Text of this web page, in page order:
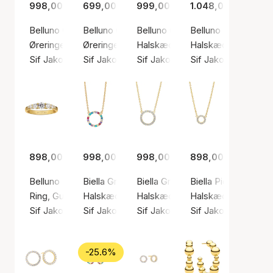
998,00 kr.
Belluno Creolo Earrings
Øreringe, Guld farve / Forgyldt sølv sterling 925
Sif Jakobs Jewellery
699,00 kr.
Belluno Creolo Parvus Earrings
Øreringe, Sølv farve / Sølv sterling 925
Sif Jakobs Jewellery
999,00 kr.
Belluno Croce Necklace
Halskæde, Guld farve / Forgyldt
Sif Jakobs Jewellery
1.048,00 kr.
Belluno Necklace
Halskæde, Guld
Sif Jakobs
898,00 kr.
Belluno Ring
Ring, Guld farve / Forgyldt sølv sterling 925
Sif Jakobs Jewellery
998,00 kr.
Biella Grande Color Necklace
Halskæde, Guld farve / Forgyldt sølv sterling
Sif Jakobs Jewellery
998,00 kr.
Biella Grande Necklace
Halskæde, Guld farve / Forgyldt
Sif Jakobs Jewellery
898,00 kr.
Biella Piccolo
Halskæde, Guld
Sif Jakobs
-25.6%